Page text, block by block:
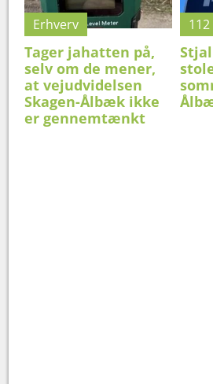
Erhverv
Tager jahatten på,
selv om de mener,
at vejudvidelsen
Skagen-Ålbæk ikke
er gennemtænkt
112